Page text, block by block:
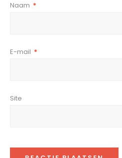
Naam *
E-mail *
Site